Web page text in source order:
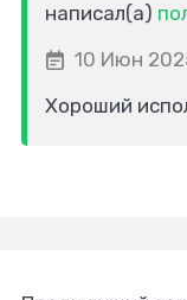
написал(а)
10 Июн
Хороший